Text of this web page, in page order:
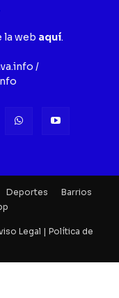
la web aquí.
/
Deportes
Barrios
Legal | Política de